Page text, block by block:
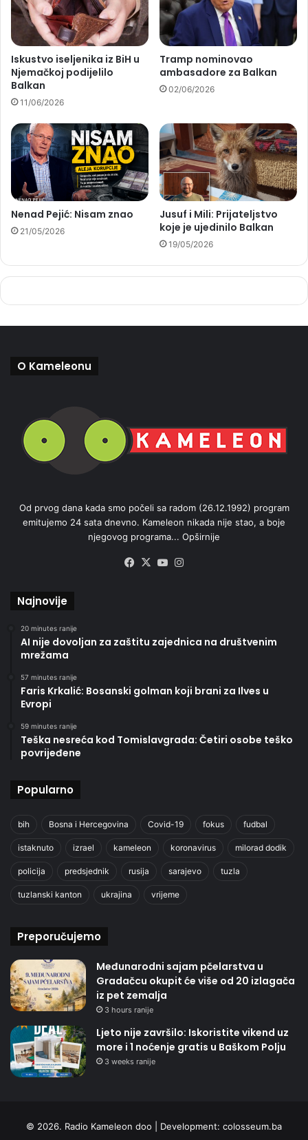
Iskustvo iseljenika iz BiH u
Njemačkoj podijelilo
Balkan
11/06/2026
Tramp nominovao
ambasadore za Balkan
02/06/2026
Nenad Pejić: Nisam znao
21/05/2026
Jusuf i Mili: Prijateljstvo
koje je ujedinilo Balkan
19/05/2026
O Kameleonu
Od prvog dana kada smo počeli sa radom (26.12.1992) program
emitujemo 24 sata dnevno. Kameleon nikada nije stao, a boje
njegovog programa... Opširnije
Facebook
X YouTube
Najnovije
20 minutes ranije
AI nije dovoljan za zaštitu zajednica na društvenim
mrežama
57 minutes ranije
Faris Krkalić: Bosanski golman koji brani za Ilves u
Evropi
59 minutes ranije
Teška nesreća kod Tomislavgrada: Četiri osobe teško
povrijeđene
Popularno
bih Bosna i Hercegovina Covid-19 fokus fudbal
istaknuto izrael kameleon koronavirus milorad dodik
policija predsjednik rusija sarajevo tuzla
tuzlanski kanton ukrajina vrijeme
Preporučujemo
Međunarodni sajam pčelarstva u
Gradačcu okupit će više od 20 izlagača
iz pet zemalja
3 hours ranije
Ljeto nije završilo: Iskoristite vikend uz
more i 1 noćenje gratis u Baškom Polju
3 weeks ranije
© 2026. Radio Kameleon doo | Development: colosseum.ba